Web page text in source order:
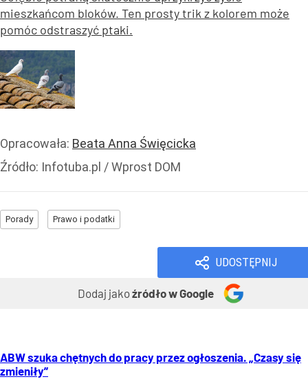
mieszkańcom bloków. Ten prosty trik z kolorem może
pomóc odstraszyć ptaki.
Opracowała: Beata Anna Święcicka
Źródło: Infotuba.pl / Wprost DOM
Porady Prawo i podatki
UDOSTĘPNIJ
Dodaj jakoźródło w Google
ABW szuka chętnych do pracy przez ogłoszenia. „Czasy się
zmieniły”